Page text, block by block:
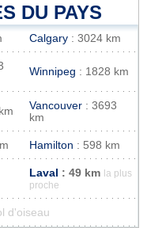
DU PAYS
Calgary : 3024 km
Winnipeg : 1828 km
Vancouver : 3693
km
Hamilton : 598 km
Laval : 49 km
la plus
proche
d'oiseau